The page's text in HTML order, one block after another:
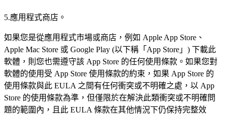
5.應用程式商店。
如果您是從應用程式市場或商店，例如 Apple App Store、
Apple Mac Store 或 Google Play (以下稱「App Store」) 下載此
軟體，則您也需遵守該 App Store 的任何使用條款。如果您對
軟體的使用受 App Store 使用條款的約束，如果 App Store 的
使用條款與此 EULA 之間有任何衝突或不明確之處，以 App
Store 的使用條款為準，但僅限於在解決此類衝突或不明確問
題的範圍內，且此 EULA 條款在其他情況下仍保持完整效